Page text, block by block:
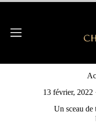
Passer
13 février, 2022
Un sceau